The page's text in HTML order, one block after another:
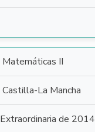
Matemáticas II
Castilla-La Mancha
Extraordinaria de 2014